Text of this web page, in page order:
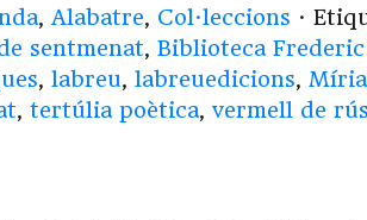
, Alabatre, Col·leccions ·
sentmenat, Biblioteca
, labreu, labreuedicions,
, tertúlia poètica, vermell de